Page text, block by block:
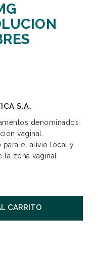
S.A.
denominados
vaginal.
para el alivio local y
zona vaginal
CARRITO